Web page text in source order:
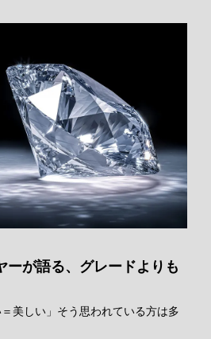
ーが語る、グレードよりも
＝美しい」そう思われている方は多